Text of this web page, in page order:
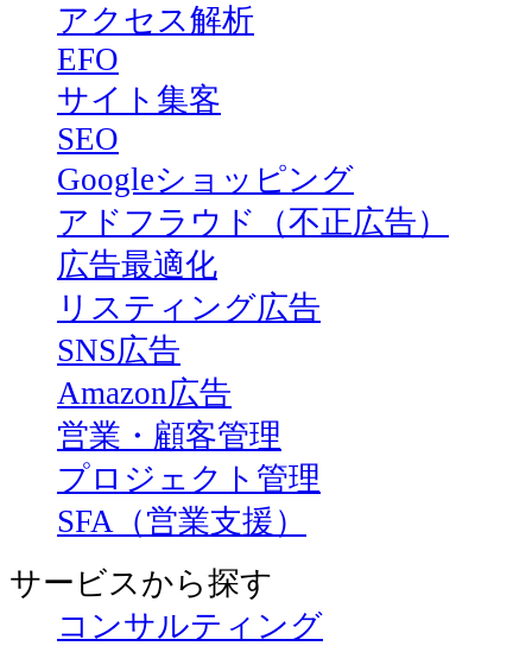
アクセス解析
EFO
サイト集客
SEO
Googleショッピング
アドフラウド（不正広告）
広告最適化
リスティング広告
SNS広告
Amazon広告
営業・顧客管理
プロジェクト管理
SFA（営業支援）
サービスから探す
コンサルティング